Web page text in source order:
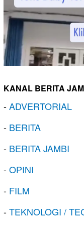
KANAL BERITA
-ADVERTORIAL
- BERITA
- BERITA JAMBI
-OPINI
- FILM
-TEKNOLOGI /